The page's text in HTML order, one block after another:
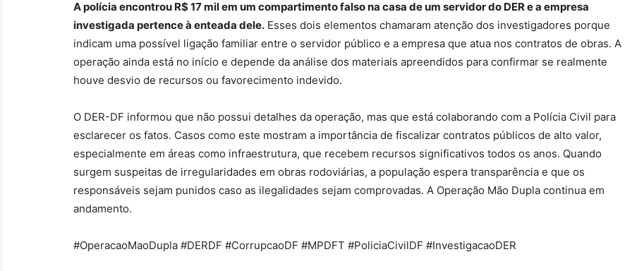
A polícia encontrou R$ 17 mil em um compartimento falso na casa de um servidor do DER e a empresa
investigada pertence à enteada dele. Esses dois elementos chamaram atenção dos investigadores porque
indicam uma possível ligação familiar entre o servidor público e a empresa que atua nos contratos de obras. A
operação ainda está no início e depende da análise dos materiais apreendidos para confirmar se realmente
houve desvio de recursos ou favorecimento indevido.
O DER-DF informou que não possui detalhes da operação, mas que está colaborando com a Polícia Civil para
esclarecer os fatos. Casos como este mostram a importância de fiscalizar contratos públicos de alto valor,
especialmente em áreas como infraestrutura, que recebem recursos significativos todos os anos. Quando
surgem suspeitas de irregularidades em obras rodoviárias, a população espera transparência e que os
responsáveis sejam punidos caso as ilegalidades sejam comprovadas. A Operação Mão Dupla continua em
andamento.
#OperacaoMaoDupla #DERDF #CorrupcaoDF #MPDFT #PoliciaCivilDF #InvestigacaoDER